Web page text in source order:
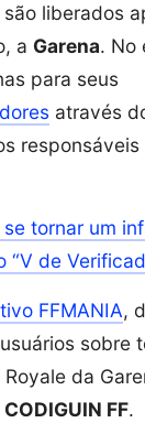
são liberados
a Garena. No
para seus
através
se tornar um
“V de
FFMANIA,
sobre
da
CODIGUIN FF.